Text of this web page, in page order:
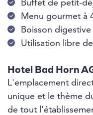
Buffet de petit-
Menu gourmet à
Boisson digestive
Utilisation libre
Hotel Bad Horn
L'emplacement
unique et le thème
de tout